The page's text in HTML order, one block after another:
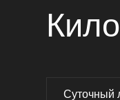
Суточный